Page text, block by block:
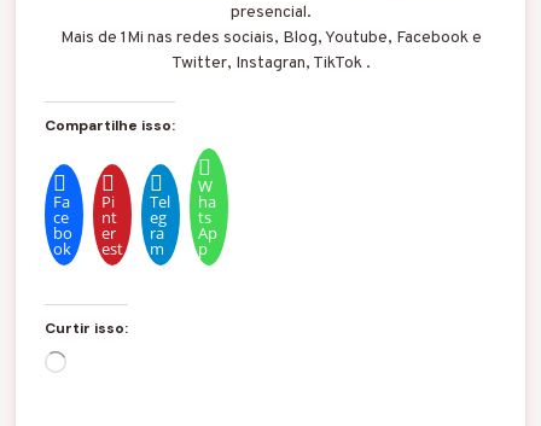
presencial.
Mais de 1Mi nas redes sociais, Blog, Youtube, Facebook e
Twitter, Instagran, TikTok .
Compartilhe isso:
Fa
ce
bo
ok
Pi
nt
er
est
Tel
eg
ra
m
W
ha
ts
Ap
p
Curtir isso:
C